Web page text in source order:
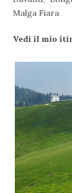
Malga Fiara
Vedi il mio